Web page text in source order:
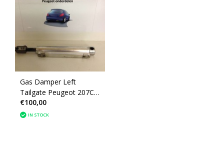
Gas Damper Left
Tailgate Peugeot 207CC
(8446P6)
€100,00
IN STOCK